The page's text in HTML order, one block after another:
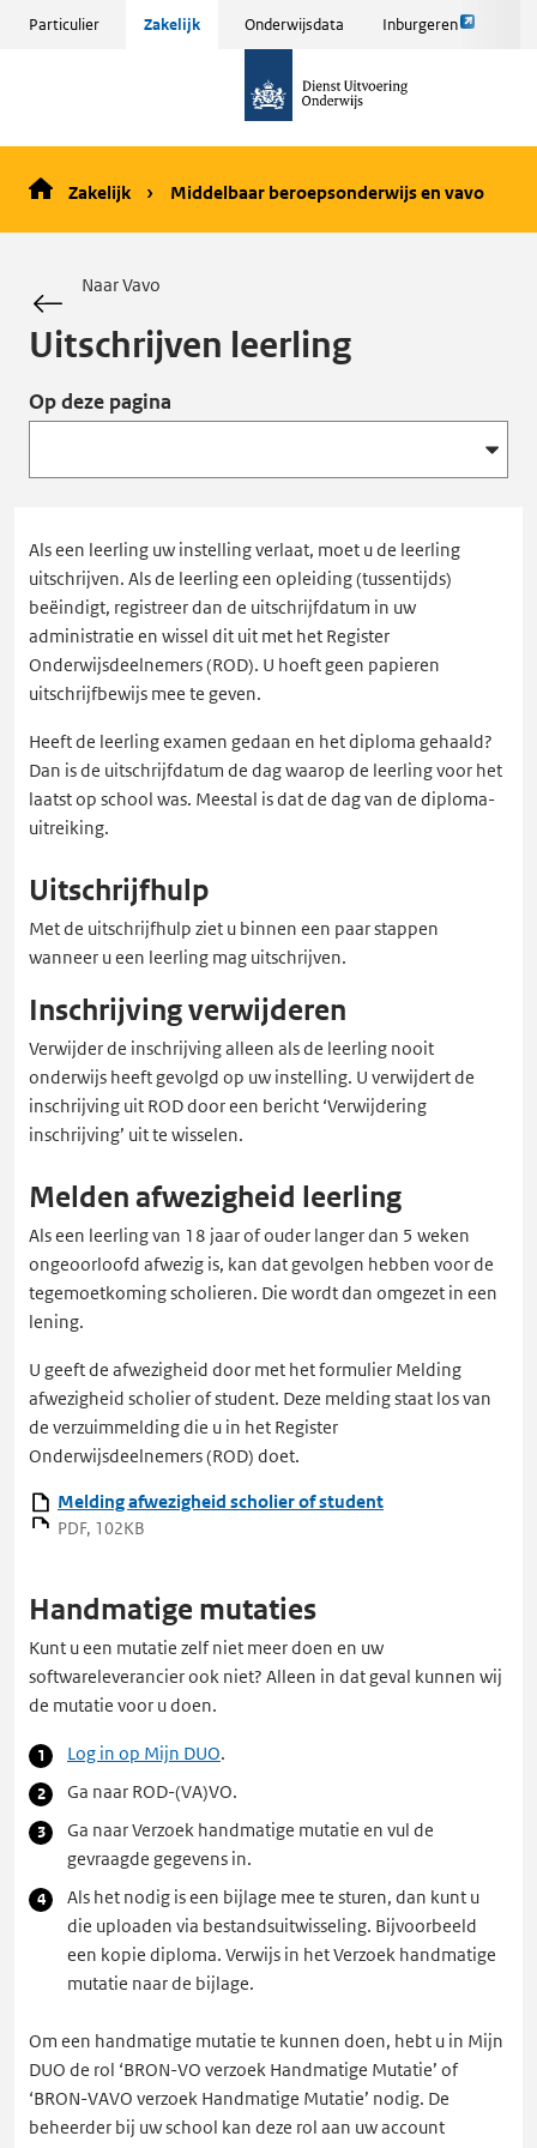
Sla
naar
inhoud
Particulier Zakelijk Onderwijsdata Inburgeren
Link
pagina
de
Zakelijk Middelbaar beroepsonderwijs en vavo
Naar Vavo
Uitschrijven leerling
Op deze pagina
Als een leerling uw instelling verlaat, moet u de leerling
uitschrijven. Als de leerling een opleiding (tussentijds)
beëindigt, registreer dan de uitschrijfdatum in uw
administratie en wissel dit uit met het Register
Onderwijsdeelnemers (ROD). U hoeft geen papieren
uitschrijfbewijs mee te geven.
Heeft de leerling examen gedaan en het diploma gehaald?
Dan is de uitschrijfdatum de dag waarop de leerling voor het
laatst op school was. Meestal is dat de dag van de diploma-
uitreiking.
Uitschrijfhulp
Met de uitschrijfhulp ziet u binnen een paar stappen
wanneer u een leerling mag uitschrijven.
Inschrijving verwijderen
Verwijder de inschrijving alleen als de leerling nooit
onderwijs heeft gevolgd op uw instelling. U verwijdert de
inschrijving uit ROD door een bericht ‘Verwijdering
inschrijving’ uit te wisselen.
Melden afwezigheid leerling
Als een leerling van 18 jaar of ouder langer dan 5 weken
ongeoorloofd afwezig is, kan dat gevolgen hebben voor de
tegemoetkoming scholieren. Die wordt dan omgezet in een
lening.
U geeft de afwezigheid door met het formulier Melding
afwezigheid scholier of student. Deze melding staat los van
de verzuimmelding die u in het Register
Onderwijsdeelnemers (ROD) doet.
Melding afwezigheid scholier of student
PDF, 102KB
Handmatige mutaties
Kunt u een mutatie zelf niet meer doen en uw
softwareleverancier ook niet? Alleen in dat geval kunnen wij
de mutatie voor u doen.
Log in op Mijn DUO.
Ga naar ROD-(VA)VO.
Ga naar Verzoek handmatige mutatie en vul de
gevraagde gegevens in.
Als het nodig is een bijlage mee te sturen, dan kunt u
die uploaden via bestandsuitwisseling. Bijvoorbeeld
een kopie diploma. Verwijs in het Verzoek handmatige
mutatie naar de bijlage.
Om een handmatige mutatie te kunnen doen, hebt u in Mijn
DUO de rol ‘BRON-VO verzoek Handmatige Mutatie’ of
‘BRON-VAVO verzoek Handmatige Mutatie’ nodig. De
beheerder bij uw school kan deze rol aan uw account